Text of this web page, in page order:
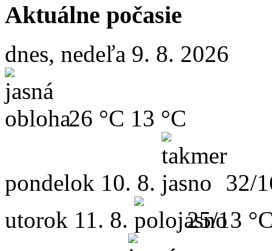
Aktuálne počasie
dnes, nedeľa 9. 8. 2026
26 °C 13 °C
pondelok 10. 8.
32/
utorok 11. 8. 25/13